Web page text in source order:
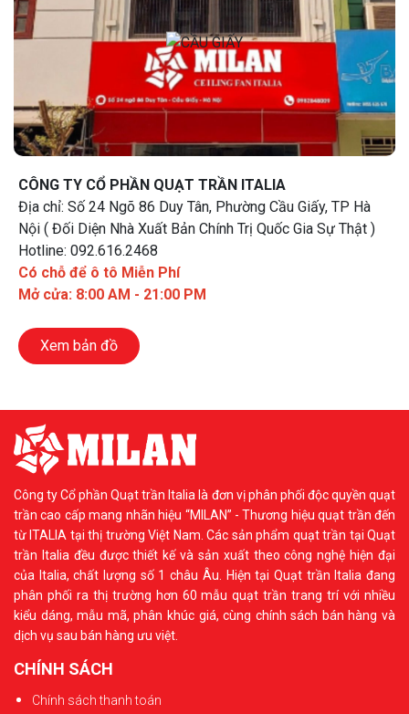
CÔNG TY CỔ PHẦN QUẠT TRẦN ITALIA
Địa chỉ: Số 24 Ngõ 86 Duy Tân, Phường Cầu Giấy, TP Hà
Nội ( Đối Diện Nhà Xuất Bản Chính Trị Quốc Gia Sự Thật )
Hotline: 092.616.2468
Có chỗ để ô tô Miễn Phí
Mở cửa: 8:00 AM - 21:00 PM
Xem bản đồ
Công ty Cổ phần Quạt trần Italia là đơn vị phân phối độc quyền quạt
trần cao cấp mang nhãn hiệu “MILAN” - Thương hiệu quạt trần đến
từ ITALIA tại thị trường Việt Nam. Các sản phẩm quạt trần tại Quạt
trần Italia đều được thiết kế và sản xuất theo công nghệ hiện đại
của Italia, chất lượng số 1 châu Âu. Hiện tại Quạt trần Italia đang
phân phối ra thị trường hơn 60 mẫu quạt trần trang trí với nhiều
kiểu dáng, mẫu mã, phân khúc giá, cùng chính sách bán hàng và
dịch vụ sau bán hàng ưu việt.
CHÍNH SÁCH
Chính sách thanh toán